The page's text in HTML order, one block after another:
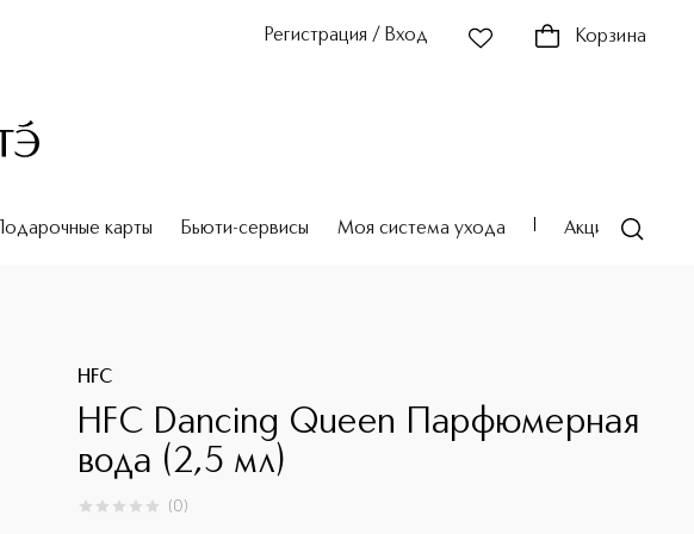
Регистрация / Вход Корзина
Подарочные карты Бьюти-сервисы Моя система ухода Акции
HFC
HFC Dancing Queen Парфюмерная
вода (2,5 мл)
0из 0 (0)